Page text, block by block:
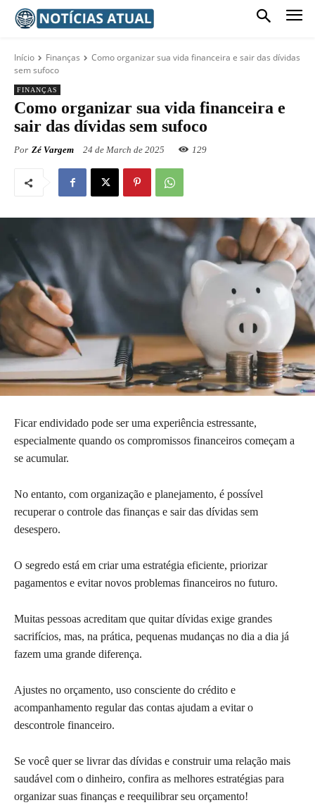
Início Finanças
Como organizar sua vida financeira e sair das dívidas
sem sufoco
FINANÇAS
Como organizar sua vida financeira e
sair das dívidas sem sufoco
Por Zé Vargem 24 de March de 2025 129
Ficar endividado pode ser uma experiência estressante,
especialmente quando os compromissos financeiros começam a
se acumular.
No entanto, com organização e planejamento, é possível
recuperar o controle das finanças e sair das dívidas sem
desespero.
O segredo está em criar uma estratégia eficiente, priorizar
pagamentos e evitar novos problemas financeiros no futuro.
Muitas pessoas acreditam que quitar dívidas exige grandes
sacrifícios, mas, na prática, pequenas mudanças no dia a dia já
fazem uma grande diferença.
Ajustes no orçamento, uso consciente do crédito e
acompanhamento regular das contas ajudam a evitar o
descontrole financeiro.
Se você quer se livrar das dívidas e construir uma relação mais
saudável com o dinheiro, confira as melhores estratégias para
organizar suas finanças e reequilibrar seu orçamento!